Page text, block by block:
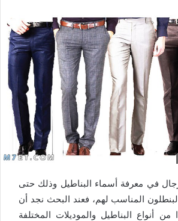
في معرفة أسماء البناطيل وذلك حتى
المناسب لهم، فعند البحث نجد أن
أنواع البناطيل والموديلات المختلفة